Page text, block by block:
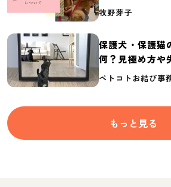
介
牧野芽子
保護犬・保護猫
何？見極め方や
要なものを紹介
ペトコトお結び事
もっと見る